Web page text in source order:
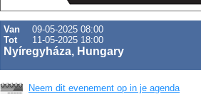
Van
09-05-2025 08:00
Tot
11-05-2025 18:00
Nyíregyháza, Hungary
Neem dit evenement op in je agenda